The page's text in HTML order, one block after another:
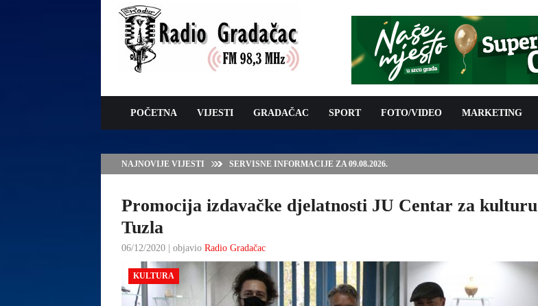
POČETNA VIJESTI GRADAČAC SPORT FOTO/VIDEO MARKETING
NAJNOVIJE VIJESTI ZAVRŠNE PRIPREME PRED OTVARANJE 53. SAJMA ŠLJIVE U GRADAČCU
Promocija izdavačke djelatnosti JU Centar za kulturu
Tuzla
06/12/2020 | objavio Radio Gradačac
KULTURA